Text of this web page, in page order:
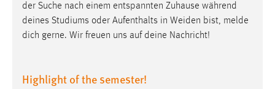
der Suche nach einem entspannten Zuhause während
deines Studiums oder Aufenthalts in Weiden bist, melde
dich gerne. Wir freuen uns auf deine Nachricht!
Highlight of the semester!
Name:
site-language-preference
Zweck:
Cookie Laufzeit: